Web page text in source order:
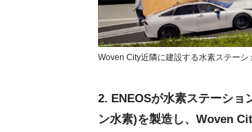
Woven City近隣に建設する水素ステーシ
2. ENEOSが水素ステーショ
ン水素)を製造し、Woven